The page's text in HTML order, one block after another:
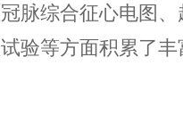
脉综合征心电图
验等方面积累了